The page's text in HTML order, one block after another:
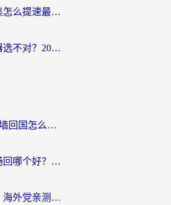
英国打欢乐麻将全集怎么提速最快？海外党亲测有效的国服游戏加速指南
国外地铁跑酷加速器选不对？2026海外玩家必看的国服游戏加速全攻略
海外党必看：iOS翻墙回国怎么选？一篇搞定无缝访问国内资源
海外党纠结云极和畅回哪个好？一篇讲透回国加速器怎么选（附避坑指南）
穿梭和秒连哪个好？海外党亲测3款回国加速器，教你在国外正常浏览国内网站